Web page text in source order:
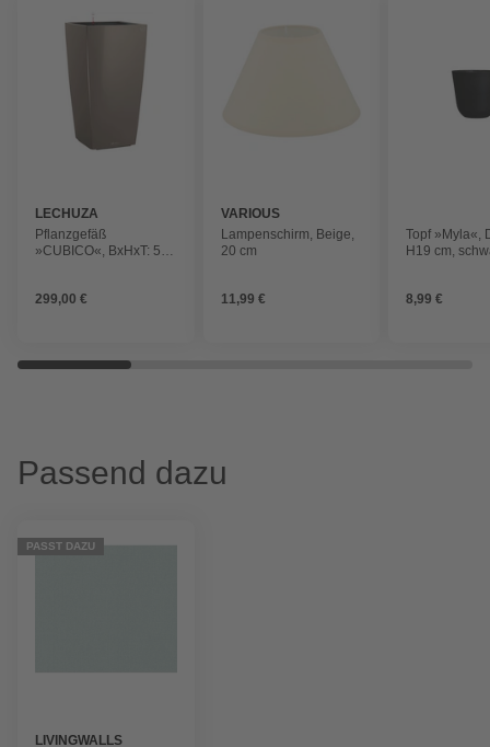
LECHUZA
Pflanzgefäß
»CUBICO«, BxHxT: 50
299,00 €
VARIOUS
Lampenschirm, Beige,
20 cm
11,99 €
Topf »Myla«,
H19 cm,
8,99 €
Passend dazu
PASST DAZU
LIVINGWALLS